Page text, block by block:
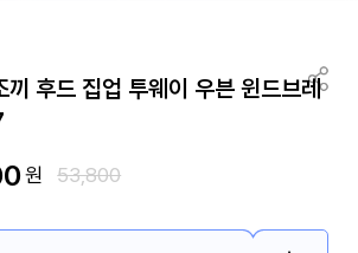
끼 후드 집업 투웨이 우븐 윈드브레
원 53,800